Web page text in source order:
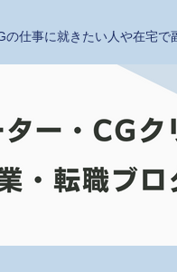
仕事に就きたい人や在宅